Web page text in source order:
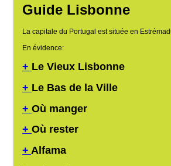
Guide Lisbonne
La capitale du Portugal est située en
En évidence:
+ Le Vieux Lisbonne
+ Le Bas de la Ville
+ Où manger
+ Où rester
+ Alfama